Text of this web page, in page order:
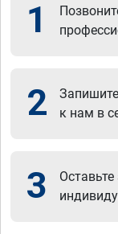
1
2
к нам в
3